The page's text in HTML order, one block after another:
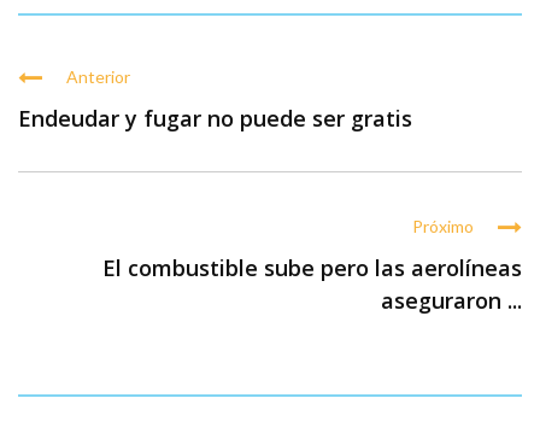
Anterior
Endeudar y fugar no puede ser gratis
Próximo
El combustible sube pero las aerolíneas
aseguraron ...